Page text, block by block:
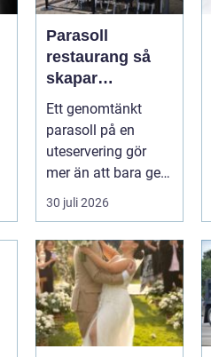
Parasoll
restaurang så
skapar
uteserveringen
rätt känsla året
runt
Ett genomtänkt
parasoll på en
uteservering gör
mer än att bara ge
skugga. Det
påverkar hur länge
gäs...
30 juli 2026